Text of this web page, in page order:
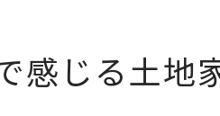
感じる土地